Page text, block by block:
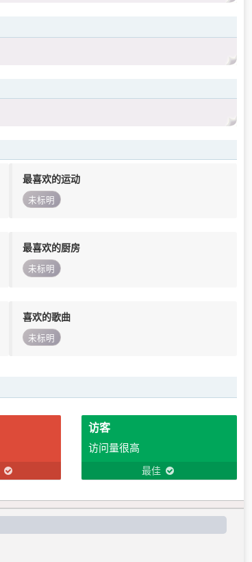
最喜欢的运动
未标明
最喜欢的厨房
未标明
喜欢的歌曲
未标明
访客
访问量很高
最佳